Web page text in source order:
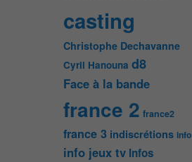
casting
Christophe Dechavanne
Cyril Hanouna d8
Face à la bande
france 2 france2
france 3 indiscrétions info
info jeux tv Infos